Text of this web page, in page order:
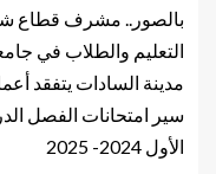
بالصور.. مشرف قطاع
التعليم والطلاب في
مدينة السادات يتفقد
سير امتحانات الفصل
الأول 2024- 2025